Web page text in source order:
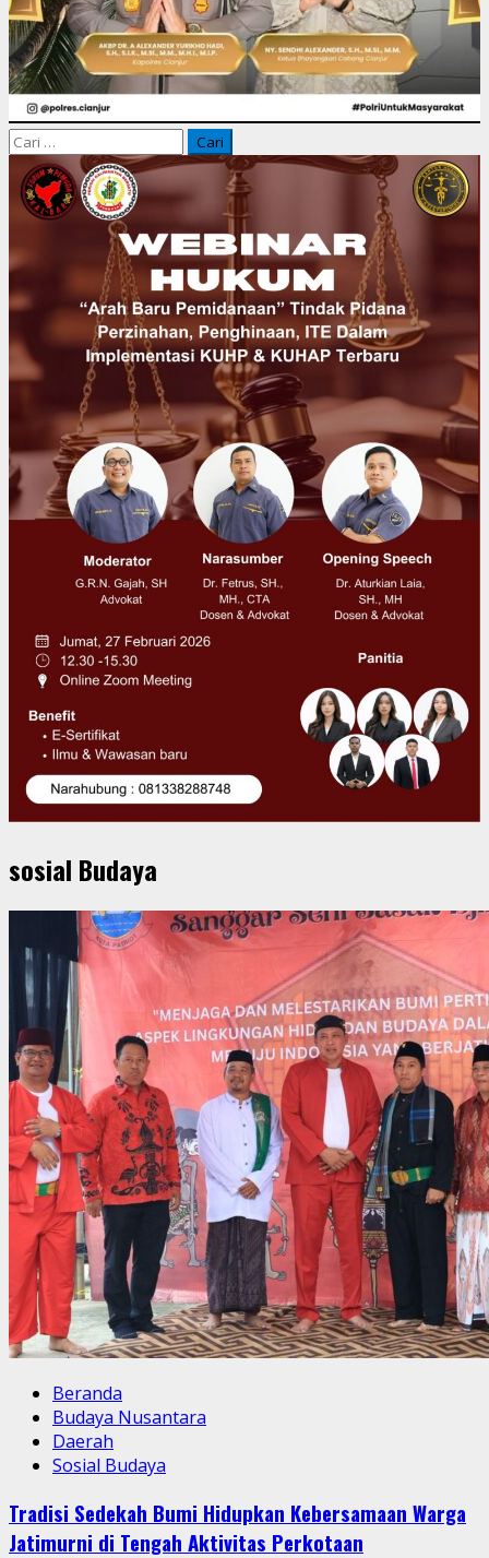
Cari
untuk:
sosial Budaya
Beranda
Budaya Nusantara
Daerah
Sosial Budaya
Tradisi Sedekah Bumi Hidupkan Kebersamaan Warga
Jatimurni di Tengah Aktivitas Perkotaan